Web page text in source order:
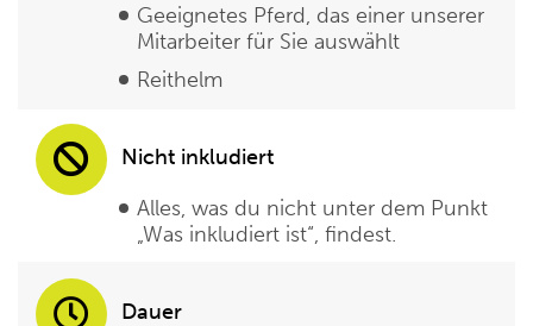
Geeignetes Pferd, das einer unserer
Mitarbeiter für Sie auswählt
Reithelm
Nicht inkludiert
Alles, was du nicht unter dem Punkt
„Was inkludiert ist“, findest.
Dauer